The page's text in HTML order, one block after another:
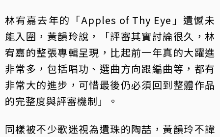
林宥嘉去年的「Apples of Thy Eye」遺憾未
能入圍，黃韻玲說，「評審其實討論很久，林
宥嘉的整張專輯呈現，比起前一年真的大躍進
非常多，包括唱功、選曲方向跟編曲等，都有
非常大的進步，可惜最後仍必須回到整體作品
的完整度與評審機制」。
同樣被不少歌迷視為遺珠的陶喆，黃韻玲不諱